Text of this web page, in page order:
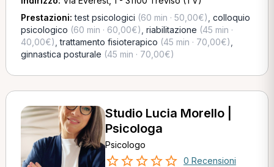
Prestazioni:test psicologici (60 min · 50,00€) colloquio
psicologico (60 min · 60,00€) riabilitazione (45 min ·
40,00€) ,trattamento fisioterapico (45 min · 70,00€)
ginnastica posturale (45 min · 70,00€)
Studio Lucia Morello |
Psicologa
Psicologo
0 Recensioni